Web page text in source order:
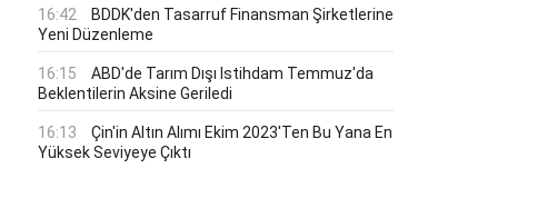
16:42
BDDK'den Tasarruf Finansman Şirketlerine
Yeni Düzenleme
16:15
ABD'de Tarım Dışı Istihdam Temmuz'da
Beklentilerin Aksine Geriledi
16:13
Çin'in Altın Alımı Ekim 2023'ten Bu Yana En
Yüksek Seviyeye Çıktı